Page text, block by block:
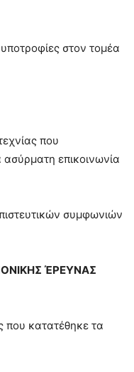
στον τομέα
που
ασύρματη επικοινωνία
συμφωνιών
ΈΡΕΥΝΑΣ
που κατατέθηκε τα